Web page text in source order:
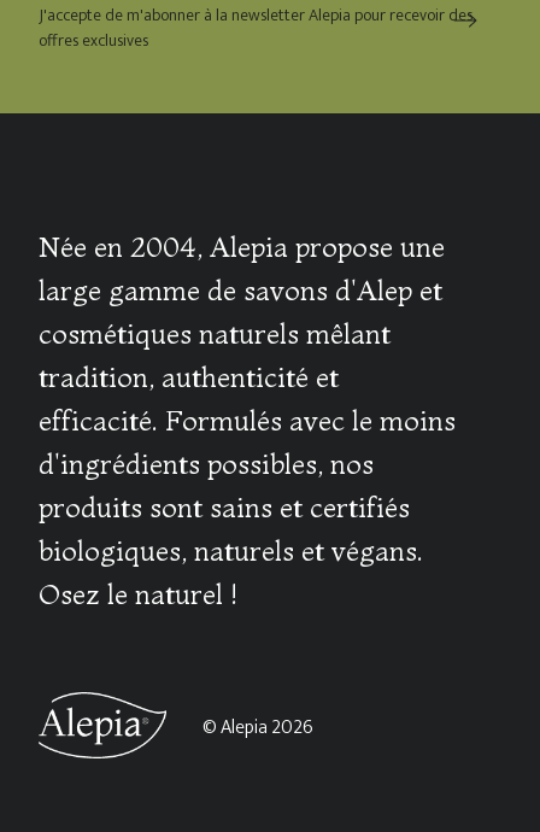
J'accepte de m'abonner à la newsletter Alepia pour recevoir des
offres exclusives
Née en 2004, Alepia propose une
large gamme de savons d'Alep et
cosmétiques naturels mêlant
tradition, authenticité et
efficacité. Formulés avec le moins
d'ingrédients possibles, nos
produits sont sains et certifiés
biologiques, naturels et végans.
Osez le naturel !
© Alepia 2026